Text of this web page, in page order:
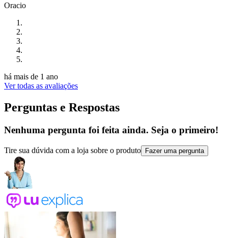
Oracio
há mais de 1 ano
Ver todas as avaliações
Perguntas e Respostas
Nenhuma pergunta foi feita ainda. Seja o primeiro!
Tire sua dúvida com a loja sobre o produto Fazer uma pergunta